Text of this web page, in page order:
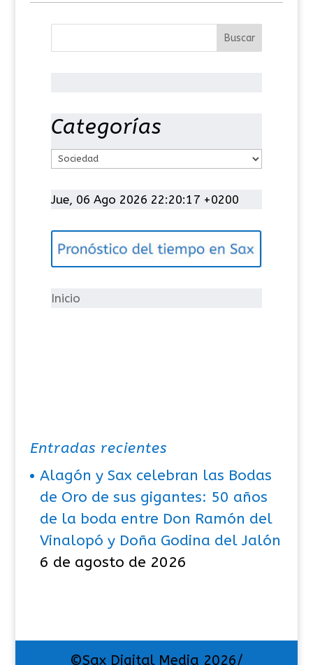
Categorías
t
g
í
Jue, 06 Ago 2026 22:20:18 +0200
Inicio
Entradas recientes
Alagón y Sax celebran las Bodas
de Oro de sus gigantes: 50 años
de la boda entre Don Ramón del
Vinalopó y Doña Godina del Jalón
6 de agosto de 2026
©Sax Digital Media 2026/